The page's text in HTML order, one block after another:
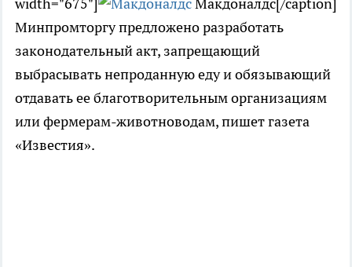
Минпромторгу предложено разработать
законодательный акт, запрещающий
выбрасывать непроданную еду и обязывающий
отдавать ее благотворительным организациям
или фермерам-животноводам, пишет газета
«Известия».